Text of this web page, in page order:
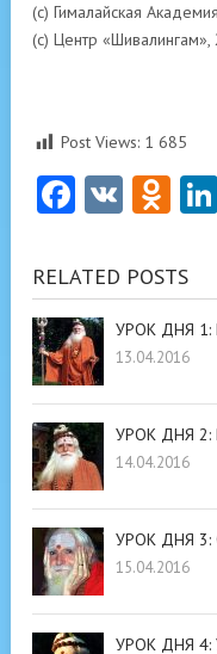
(с) Гималайская
(с) Центр «Шивалингам»,
Post Views: 1 685
VK
RELATED POSTS
УРОК ДНЯ 1:
13.04.2016
УРОК ДНЯ 2:
14.04.2016
УРОК ДНЯ 3:
15.04.2016
УРОК ДНЯ 4: